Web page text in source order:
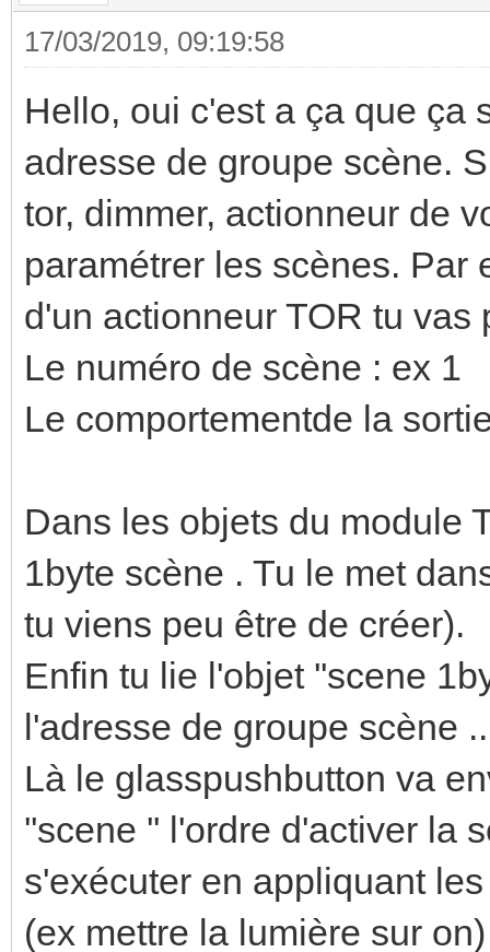
17/03/2019, 09:19:58
Hello, oui c'est a ça que ça
adresse de groupe scène.
tor, dimmer, actionneur de
paramétrer les scènes. Par
d'un actionneur TOR tu vas
Le numéro de scène : ex 1
Le comportementde la
Dans les objets du module
1byte scène . Tu le met
tu viens peu être de créer).
Enfin tu lie l'objet ''scene
l'adresse de groupe scène ..
Là le glasspushbutton va
''scene '' l'ordre d'activer la
s'exécuter en appliquant
(ex mettre la lumière sur on)